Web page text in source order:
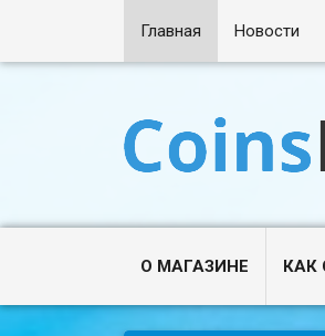
Главная Новости
О МАГАЗИНЕ КАК